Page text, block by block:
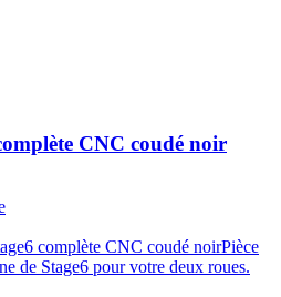
CNC coudé noir
complète CNC coudé noirPièce
de Stage6 pour votre deux roues.